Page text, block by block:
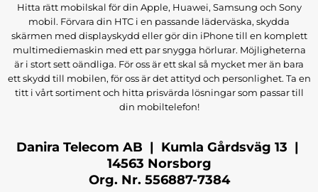
Hitta rätt mobilskal för din Apple, Huawei, Samsung och Sony
mobil. Förvara din HTC i en passande läderväska, skydda
skärmen med displayskydd eller gör din iPhone till en komplett
multimediemaskin med ett par snygga hörlurar. Möjligheterna
är i stort sett oändliga. För oss är ett skal så mycket mer än bara
ett skydd till mobilen, för oss är det attityd och personlighet. Ta en
titt i vårt sortiment och hitta prisvärda lösningar som passar till
din mobiltelefon!
Danira Telecom AB | Kumla Gårdsväg 13 |
14563 Norsborg
Org. Nr. 556887-7384